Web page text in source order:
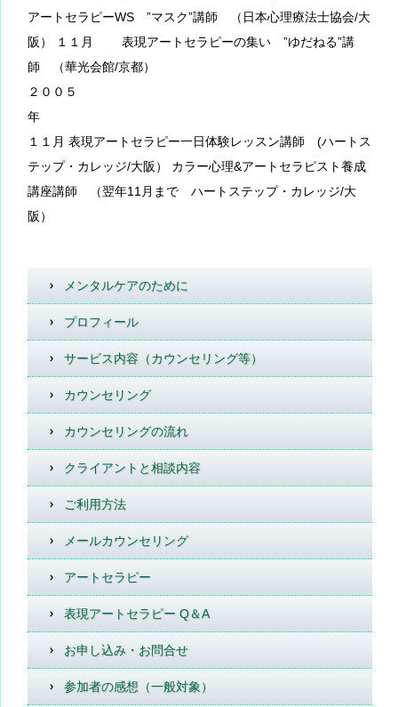
アートセラピーWS ”マスク”講師 （日本心理療法士協会/大
阪） １１月 表現アートセラピーの集い ”ゆだねる”講
師 （華光会館/京都）
２００５
年
１１月 表現アートセラピー一日体験レッスン講師 (ハートス
テップ・カレッジ/大阪） カラー心理&アートセラピスト養成
講座講師 （翌年11月まで ハートステップ・カレッジ/大
阪）
メンタルケアのために
プロフィール
サービス内容（カウンセリング等）
カウンセリング
カウンセリングの流れ
クライアントと相談内容
ご利用方法
メールカウンセリング
アートセラピー
表現アートセラピー Q＆A
お申し込み・お問合せ
参加者の感想（一般対象）